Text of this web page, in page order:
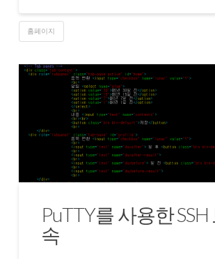
홈페이지
PuTTY를 사용한
속